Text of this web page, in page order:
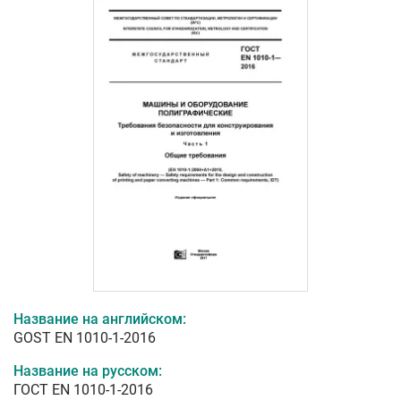
Название на английском:
GOST EN 1010-1-2016
Название на русском:
ГОСТ EN 1010-1-2016